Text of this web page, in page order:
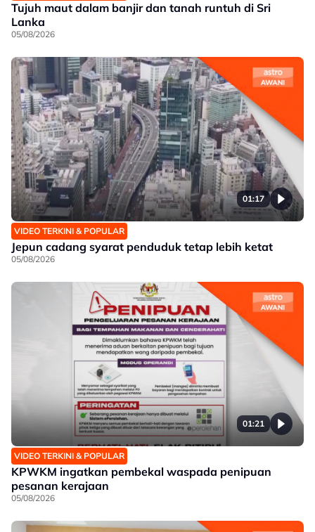
Tujuh maut dalam banjir dan tanah runtuh di Sri
Lanka
05/08/2026
01:17
VIDEO TERKINI & POPULAR
Jepun cadang syarat penduduk tetap lebih ketat
05/08/2026
01:21
VIDEO TERKINI & POPULAR
KPWKM ingatkan pembekal waspada penipuan
pesanan kerajaan
05/08/2026